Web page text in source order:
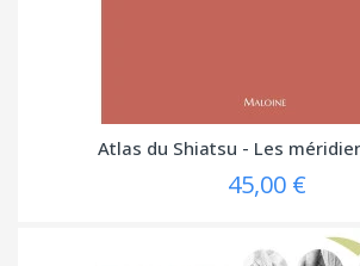
Atlas du Shiatsu - Les
45,00 €